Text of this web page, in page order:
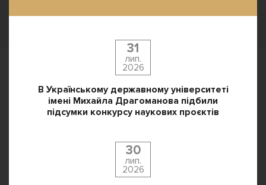
31
лип.
2026
В Українському державному університеті
імені Михайла Драгоманова підбили
підсумки конкурсу наукових проєктів
30
лип.
2026